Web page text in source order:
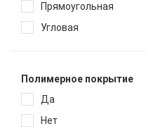
Прямоугольная
Угловая
Полимерное покрытие
Да
Нет